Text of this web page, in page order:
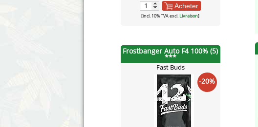
Acheter
[incl. 10% TVA excl. Livraison]
Frostbanger Auto F4 100% (5)
***
Fast Buds
-20%